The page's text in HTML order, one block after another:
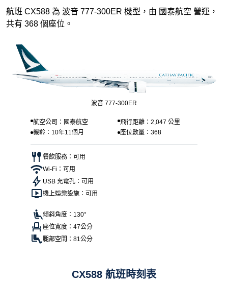
航班 CX588 為 波音 777-300ER 機型，由 國泰航空 營運，
共有 368 個座位。
波音 777-300ER
航空公司：國泰航空
飛行距離：2,047 公里
機齡：10年11個月
座位數量：368
餐飲服務：可用
Wi-Fi：可用
USB 充電孔：可用
機上娛樂設施：可用
傾斜角度：130°
座位寬度：47公分
腿部空間：81公分
CX588 航班時刻表